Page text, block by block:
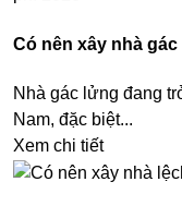
Có nên xây nhà
Nhà gác lửng đang
Nam, đặc biệt...
Xem chi tiết